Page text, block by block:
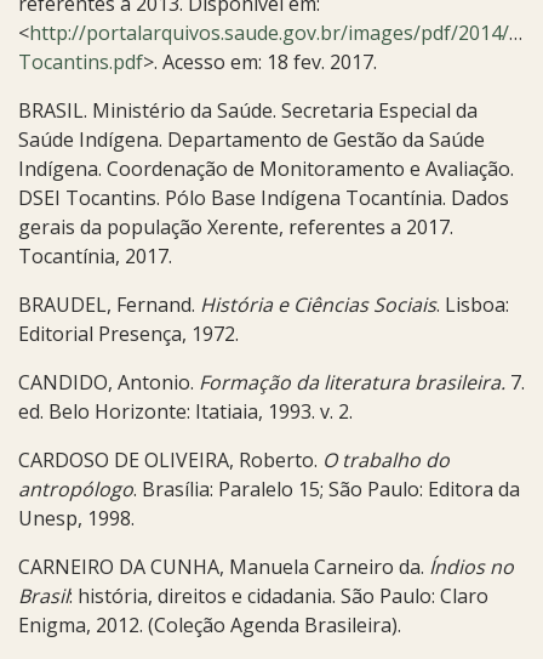
<http://portalarquivos.saude.gov.br/images/pdf/2014/
Tocantins.pdf>. Acesso em: 18 fev. 2017.
BRASIL. Ministério da Saúde. Secretaria Especial da
Saúde Indígena. Departamento de Gestão da Saúde
Indígena. Coordenação de Monitoramento e Avaliação.
DSEI Tocantins. Pólo Base Indígena Tocantínia. Dados
gerais da população Xerente, referentes a 2017.
Tocantínia, 2017.
BRAUDEL, Fernand. História e Ciências Sociais. Lisboa:
Editorial Presença, 1972.
CANDIDO, Antonio. Formação da literatura brasileira. 7.
ed. Belo Horizonte: Itatiaia, 1993. v. 2.
CARDOSO DE OLIVEIRA, Roberto. O trabalho do
antropólogo. Brasília: Paralelo 15; São Paulo: Editora da
Unesp, 1998.
CARNEIRO DA CUNHA, Manuela Carneiro da. Índios no
Brasil: história, direitos e cidadania. São Paulo: Claro
Enigma, 2012. (Coleção Agenda Brasileira).